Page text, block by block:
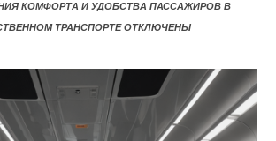
КОМФОРТА И УДОБСТВА ПАССАЖИРОВ В
ТРАНСПОРТЕОТКЛЮЧЕНЫ